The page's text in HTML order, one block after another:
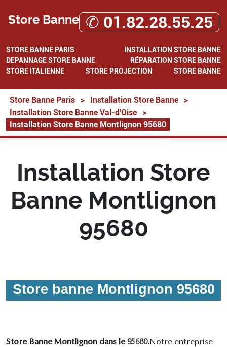
Store Banne ✆ 01.82.28.55.25
STORE BANNE PARIS
INSTALLATION STORE BANNE
DEPANNAGE STORE BANNE
RÉPARATION STORE BANNE
STORE ITALIENNE
STORE PROJECTION STORE BANNE
Store Banne Paris > Installation Store Banne
>
Installation Store Banne Val-d'Oise
>
Installation Store Banne Montlignon 95680
Installation Store
Banne Montlignon
95680
Store banne Montlignon 95680
Store Banne Montlignon dans le 95680.Notre entreprise